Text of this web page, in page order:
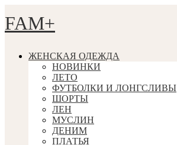
FAM+
ЖЕНСКАЯ ОДЕЖДА
НОВИНКИ
ЛЕТО
ФУТБОЛКИ И ЛОНГСЛИВЫ
ШОРТЫ
ЛЕН
МУСЛИН
ДЕНИМ
ПЛАТЬЯ